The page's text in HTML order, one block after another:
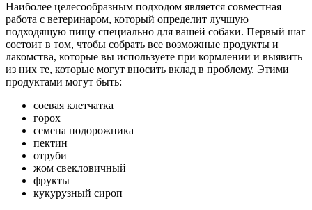
Наиболее целесообразным подходом является совместная
работа с ветеринаром, который определит лучшую
подходящую пищу специально для вашей собаки. Первый шаг
состоит в том, чтобы собрать все возможные продукты и
лакомства, которые вы используете при кормлении и выявить
из них те, которые могут вносить вклад в проблему. Этими
продуктами могут быть:
соевая клетчатка
горох
семена подорожника
пектин
отруби
жом свекловичный
фрукты
кукурузный сироп